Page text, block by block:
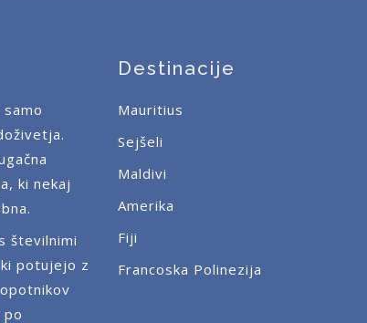
ki nekaj
številnimi
potujejo z
po
Destinacije
Mauritius
Sejšeli
Maldivi
Amerika
Fiji
Francoska Polinezija